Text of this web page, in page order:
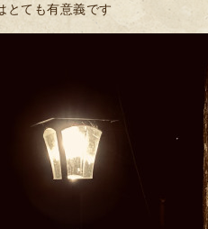
い時間はとても